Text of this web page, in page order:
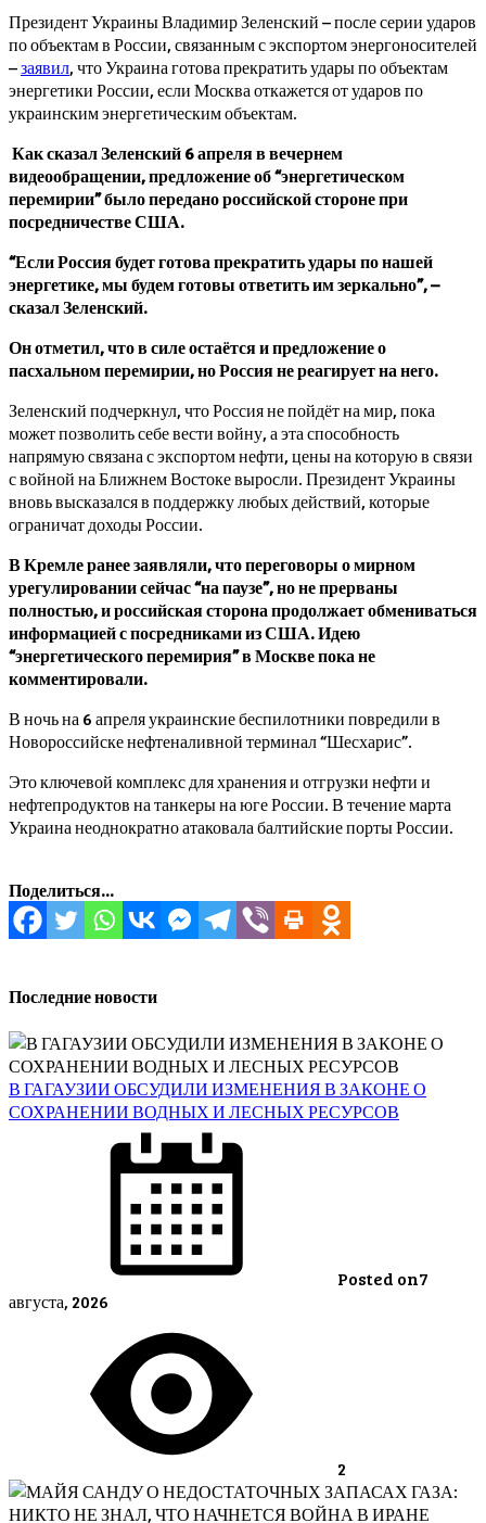
Президент Украины Владимир Зеленский – после серии ударов
по объектам в России, связанным с экспортом энергоносителей
–заявил, что Украина готова прекратить удары по объектам
энергетики России, если Москва откажется от ударов по
украинским энергетическим объектам.
Как сказал Зеленский 6 апреля в вечернем
видеообращении, предложение об “энергетическом
перемирии” было передано российской стороне при
посредничестве США.
“Если Россия будет готова прекратить удары по нашей
энергетике, мы будем готовы ответить им зеркально”, –
сказал Зеленский.
Он отметил, что в силе остаётся и предложение о
пасхальном перемирии, но Россия не реагирует на него.
Зеленский подчеркнул, что Россия не пойдёт на мир, пока
может позволить себе вести войну, а эта способность
напрямую связана с экспортом нефти, цены на которую в связи
с войной на Ближнем Востоке выросли. Президент Украины
вновь высказался в поддержку любых действий, которые
ограничат доходы России.
В Кремле ранее заявляли, что переговоры о мирном
урегулировании сейчас “на паузе”, но не прерваны
полностью, и российская сторона продолжает обмениваться
информацией с посредниками из США. Идею
“энергетического перемирия” в Москве пока не
комментировали.
В ночь на 6 апреля украинские беспилотники повредили в
Новороссийске нефтеналивной терминал “Шесхарис”.
Это ключевой комплекс для хранения и отгрузки нефти и
нефтепродуктов на танкеры на юге России. В течение марта
Украина неоднократно атаковала балтийские порты России.
Поделиться...
Последние новости
В ГАГАУЗИИ ОБСУДИЛИ ИЗМЕНЕНИЯ В ЗАКОНЕ О
СОХРАНЕНИИ ВОДНЫХ И ЛЕСНЫХ РЕСУРСОВ
Posted on7
августа, 2026
2